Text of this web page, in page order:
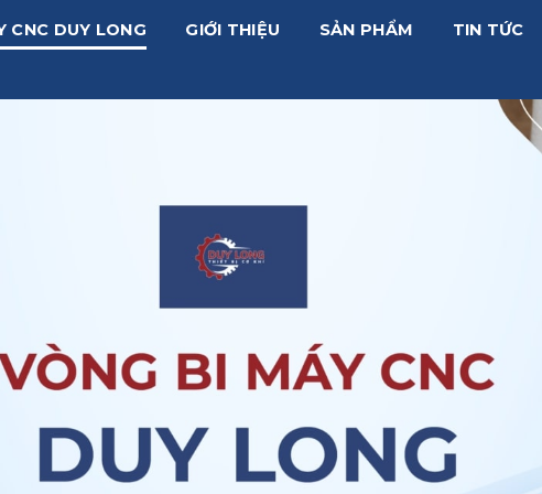
CNC DUY LONG GIỚI THIỆU SẢN PHẨM
TIN TỨC